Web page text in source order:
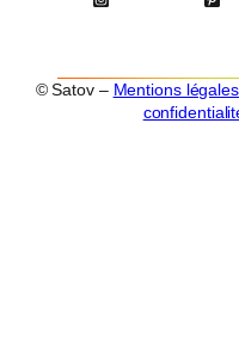
© Satov – Mentions légales